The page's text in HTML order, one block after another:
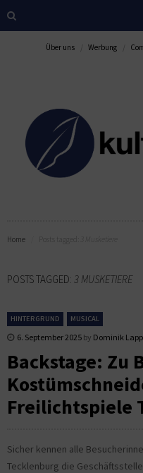
Über uns Werbung
Home
POSTS TAGGED: 3 MUSKETIERE
HINTERGRUND MUSICAL
6. September 2025 by Dominik Lapp
Backstage: Zu
Freilichtspiele
Sicher kennen alle
Tecklenburg die